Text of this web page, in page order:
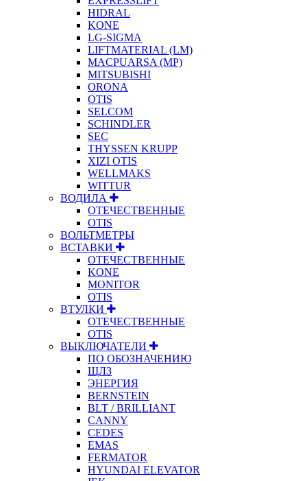
HIDRAL
KONE
LG-SIGMA
LIFTMATERIAL (LM)
MACPUARSA (MP)
MITSUBISHI
ORONA
OTIS
SELCOM
SCHINDLER
SEC
THYSSEN KRUPP
XIZI OTIS
WELLMAKS
WITTUR
ВОДИЛА
ОТЕЧЕСТВЕННЫЕ
OTIS
ВОЛЬТМЕТРЫ
ВСТАВКИ
ОТЕЧЕСТВЕННЫЕ
KONE
MONITOR
OTIS
ВТУЛКИ
ОТЕЧЕСТВЕННЫЕ
OTIS
ВЫКЛЮЧАТЕЛИ
ПО ОБОЗНАЧЕНИЮ
ЩЛЗ
ЭНЕРГИЯ
BERNSTEIN
BLT / BRILLIANT
CANNY
CEDES
EMAS
FERMATOR
HYUNDAI ELEVATOR